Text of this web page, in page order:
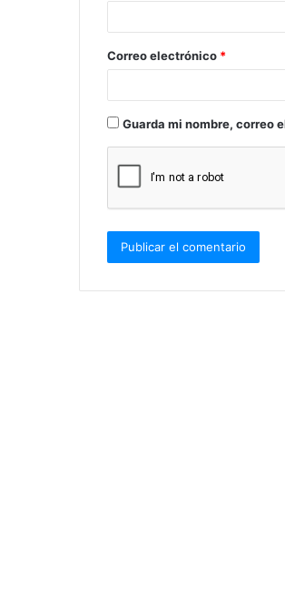
*
Correo electrónico *
Guarda mi nombre, correo